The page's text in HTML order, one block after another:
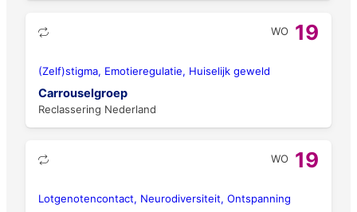
WO 19
(Zelf)stigma, Emotieregulatie, Huiselijk geweld
Carrouselgroep
Reclassering Nederland
WO 19
Lotgenotencontact, Neurodiversiteit, Ontspanning